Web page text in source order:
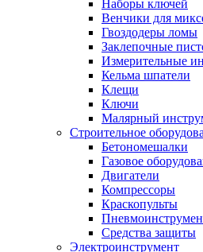
Наборы ключей
Венчики для
Гвоздодеры ломы
Заклепочные
Измерительные
Кельма шпатели
Клещи
Ключи
Малярный
Строительное
Бетономешалки
Газовое
Двигатели
Компрессоры
Краскопульты
Средства защиты
Электроинструмент